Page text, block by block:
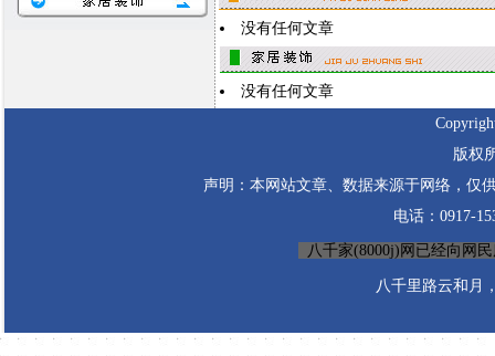
没有任何文章
没有任何文章
版权
声明：本网站文章、数据来源于网络，仅
电话：0917-
八千家(8000j)网已经向网
八千里路云和月